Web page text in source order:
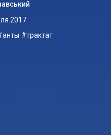
2017
анты трактат